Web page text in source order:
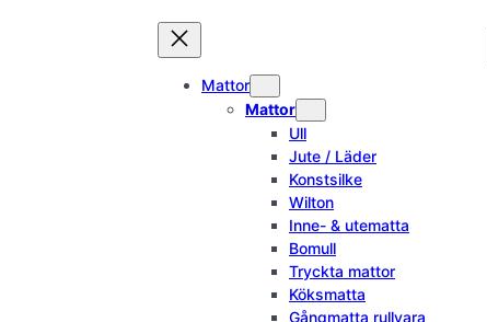
Mattor
Mattor
Ull
Jute / Läder
Konstsilke
Wilton
Inne- & utematta
Bomull
Tryckta mattor
Köksmatta
Gångmatta rullvara